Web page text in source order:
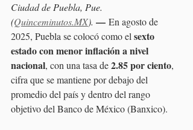
Ciudad de Puebla, Pue.
(Quinceminutos.MX). — En agosto de
2025, Puebla se colocó como el sexto
estado con menor inflación a nivel
nacional, con una tasa de 2.85 por ciento,
cifra que se mantiene por debajo del
promedio del país y dentro del rango
objetivo del Banco de México (Banxico).